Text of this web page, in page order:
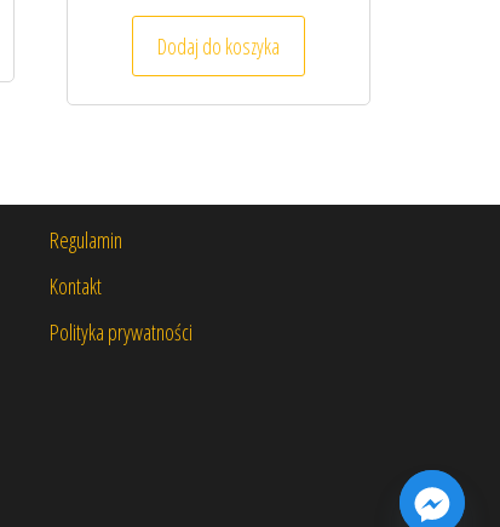
Dodaj do koszyka
Regulamin
Kontakt
Polityka prywatności